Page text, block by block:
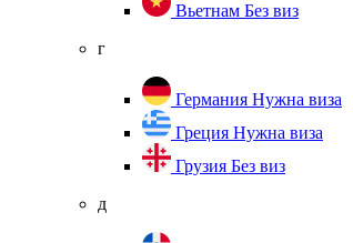
Вьетнам Без виз
г
Германия Нужна виза
Греция Нужна виза
Грузия Без виз
д